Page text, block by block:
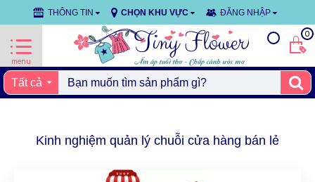
THÔNG TIN CHỌN KHU VỰC ĐĂNG NHẬP
0
Tất cả
Kinh nghiệm quản lý chuỗi cửa hàng bán lẻ